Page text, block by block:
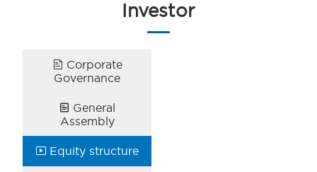
Investor
 Corporate
Governance
 General
Assembly
 Equity structure